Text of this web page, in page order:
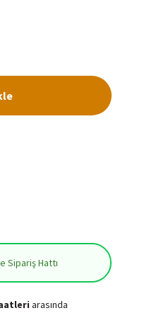
Sipariş Hattı
arasında